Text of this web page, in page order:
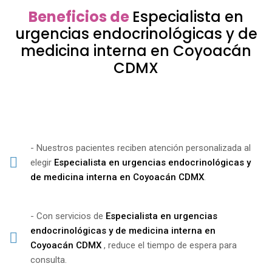
Beneficios de Especialista en
urgencias endocrinológicas y de
medicina interna en Coyoacán
CDMX
- Nuestros pacientes reciben atención personalizada al
elegir Especialista en urgencias endocrinológicas y
de medicina interna en Coyoacán CDMX.
- Con servicios de Especialista en urgencias
endocrinológicas y de medicina interna en
Coyoacán CDMX , reduce el tiempo de espera para
consulta.